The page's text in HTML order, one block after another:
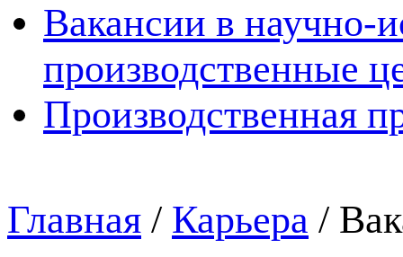
Вакансии в научно-
производственные
Производственная
Главная / Карьера /